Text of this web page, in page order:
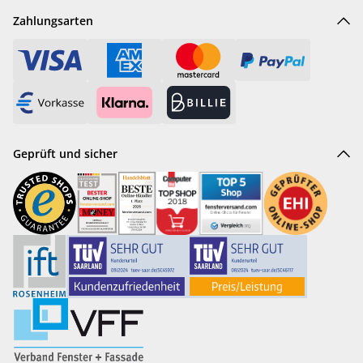
Zahlungsarten
Geprüft und sicher